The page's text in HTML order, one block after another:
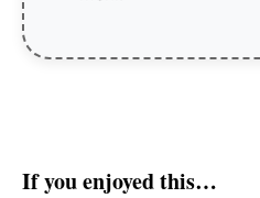
If you enjoyed this…